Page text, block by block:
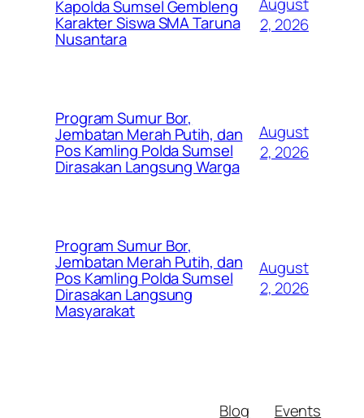
Kapolda Sumsel Gembleng
Karakter Siswa SMA Taruna
Nusantara
August
2, 2026
Program Sumur Bor,
Jembatan Merah Putih, dan
Pos Kamling Polda Sumsel
Dirasakan Langsung Warga
August
2, 2026
Program Sumur Bor,
Jembatan Merah Putih, dan
Pos Kamling Polda Sumsel
Dirasakan Langsung
Masyarakat
August
2, 2026
Blog
Events